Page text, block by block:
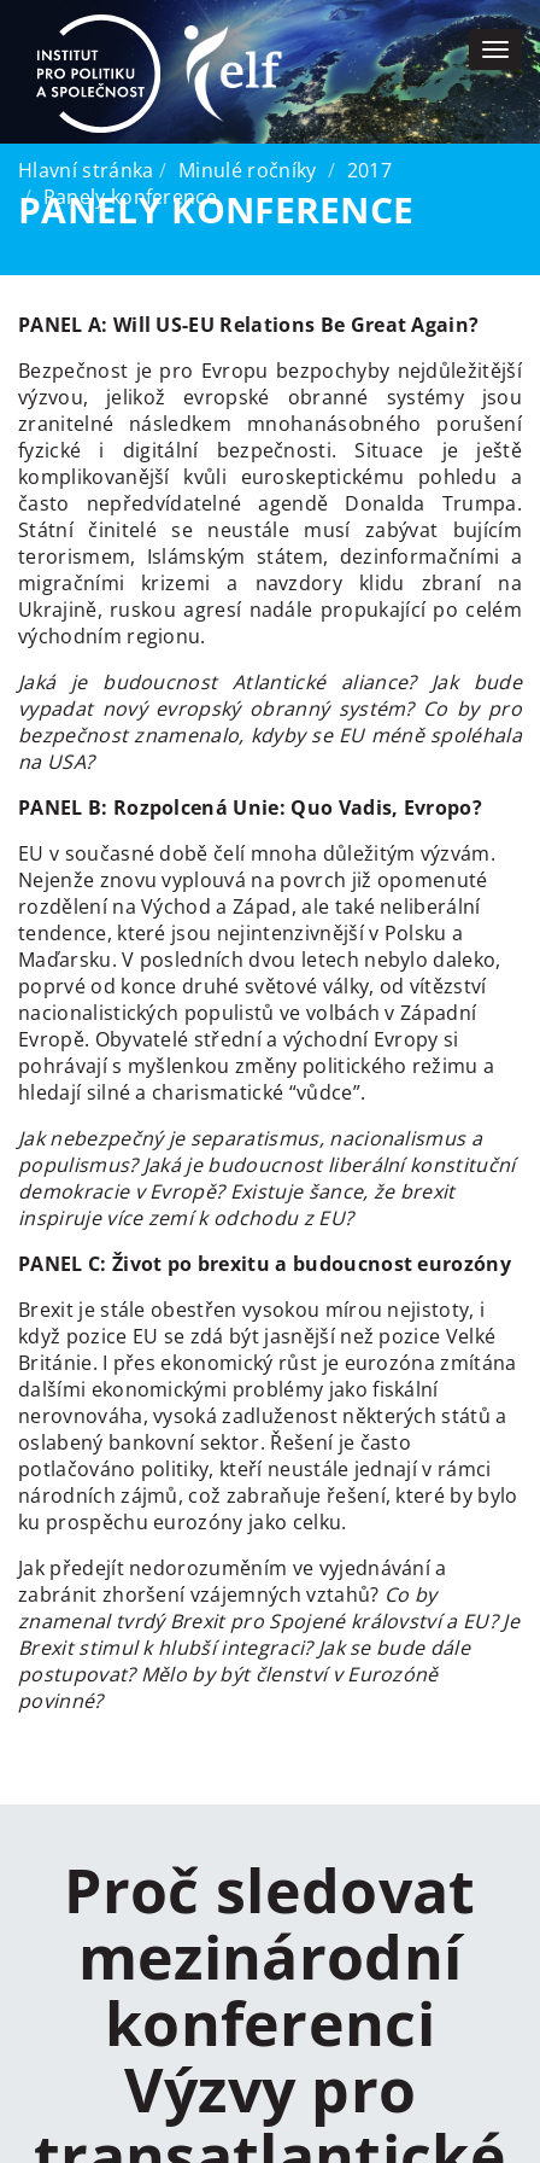
Hlavní stránka Minulé ročníky
2017
Panely konference
PANELY KONFERENCE
PANEL A: Will US-EU Relations Be Great Again?
Bezpečnost je pro Evropu bezpochyby nejdůležitější
výzvou, jelikož evropské obranné systémy jsou
zranitelné následkem mnohanásobného porušení
fyzické i digitální bezpečnosti. Situace je ještě
komplikovanější kvůli euroskeptickému pohledu a
často nepředvídatelné agendě Donalda Trumpa.
Státní činitelé se neustále musí zabývat bujícím
terorismem, Islámským státem, dezinformačními a
migračními krizemi a navzdory klidu zbraní na
Ukrajině, ruskou agresí nadále propukající po celém
východním regionu.
Jaká je budoucnost Atlantické aliance? Jak bude
vypadat nový evropský obranný systém? Co by pro
bezpečnost znamenalo, kdyby se EU méně spoléhala
na USA?
PANEL B: Rozpolcená Unie: Quo Vadis, Evropo?
EU v současné době čelí mnoha důležitým výzvám.
Nejenže znovu vyplouvá na povrch již opomenuté
rozdělení na Východ a Západ, ale také neliberální
tendence, které jsou nejintenzivnější v Polsku a
Maďarsku. V posledních dvou letech nebylo daleko,
poprvé od konce druhé světové války, od vítězství
nacionalistických populistů ve volbách v Západní
Evropě. Obyvatelé střední a východní Evropy si
pohrávají s myšlenkou změny politického režimu a
hledají silné a charismatické “vůdce”.
Jak nebezpečný je separatismus, nacionalismus a
populismus? Jaká je budoucnost liberální konstituční
demokracie v Evropě? Existuje šance, že brexit
inspiruje více zemí k odchodu z EU?
PANEL C: Život po brexitu a budoucnost eurozóny
Brexit je stále obestřen vysokou mírou nejistoty, i
když pozice EU se zdá být jasnější než pozice Velké
Británie. I přes ekonomický růst je eurozóna zmítána
dalšími ekonomickými problémy jako fiskální
nerovnováha, vysoká zadluženost některých států a
oslabený bankovní sektor. Řešení je často
potlačováno politiky, kteří neustále jednají v rámci
národních zájmů, což zabraňuje řešení, které by bylo
ku prospěchu eurozóny jako celku.
Jak předejít nedorozuměním ve vyjednávání a
zabránit zhoršení vzájemných vztahů? Co by
znamenal tvrdý Brexit pro Spojené království a EU? Je
Brexit stimul k hlubší integraci? Jak se bude dále
postupovat? Mělo by být členství v Eurozóně
povinné?
Proč sledovat
mezinárodní
konferenci
Výzvy pro